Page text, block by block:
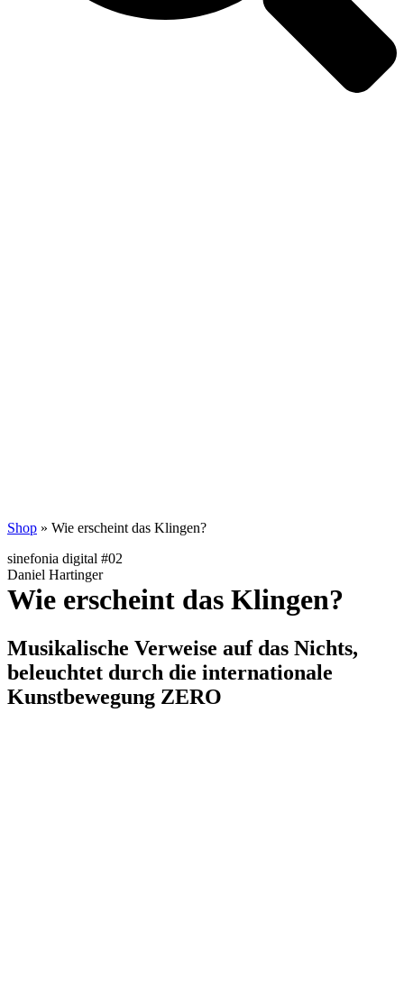
Shop » Wie erscheint das Klingen?
sinefonia digital #02
Daniel Hartinger
Wie erscheint das Klingen?
Musikalische Verweise auf das Nichts,
beleuchtet durch die internationale
Kunstbewegung ZERO